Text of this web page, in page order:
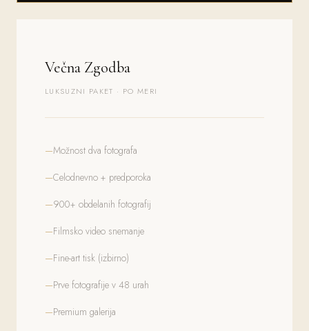
Večna Zgodba
LUKSUZNI PAKET · PO MERI
Možnost dva fotografa
Celodnevno + predporoka
900+ obdelanih fotografij
Filmsko video snemanje
Fine-art tisk (izbirno)
Prve fotografije v 48 urah
Premium galerija